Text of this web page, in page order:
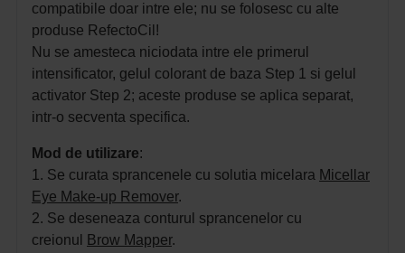
compatibile doar intre ele; nu se folosesc cu alte
produse RefectoCil!
Nu se amesteca niciodata intre ele primerul
intensificator, gelul colorant de baza Step 1 si gelul
activator Step 2; aceste produse se aplica separat,
intr-o secventa specifica.
Mod de utilizare:
1. Se curata sprancenele cu solutia micelara Micellar
Eye Make-up Remover.
2. Se deseneaza conturul sprancenelor cu
creionul
Brow Mapper.